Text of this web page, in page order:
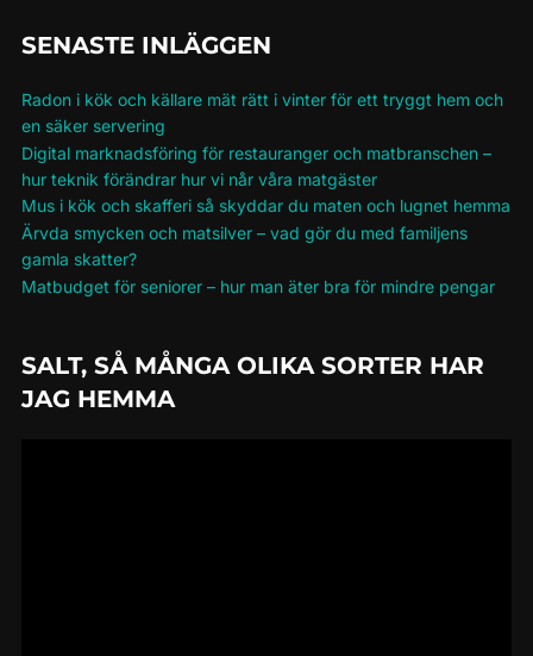
SENASTE INLÄGGEN
Radon i kök och källare mät rätt i vinter för ett tryggt hem och
en säker servering
Digital marknadsföring för restauranger och matbranschen –
hur teknik förändrar hur vi når våra matgäster
Mus i kök och skafferi så skyddar du maten och lugnet hemma
Ärvda smycken och matsilver – vad gör du med familjens
gamla skatter?
Matbudget för seniorer – hur man äter bra för mindre pengar
SALT, SÅ MÅNGA OLIKA SORTER HAR
JAG HEMMA